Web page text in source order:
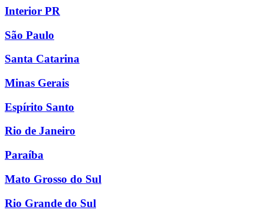
Interior PR
São Paulo
Santa Catarina
Minas Gerais
Espírito Santo
Rio de Janeiro
Paraíba
Mato Grosso do Sul
Rio Grande do Sul